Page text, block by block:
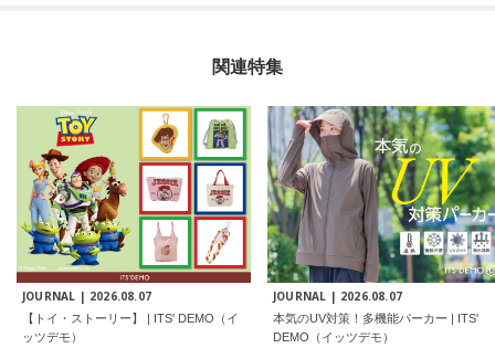
関連特集
JOURNAL | 2026.08.07
【トイ・ストーリー】 | ITS' DEMO（イ
ッツデモ）
JOURNAL | 2026.08.07
本気のUV対策！多機能パーカー | ITS'
DEMO（イッツデモ）